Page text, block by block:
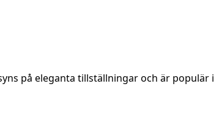
på eleganta tillställningar och är populär i